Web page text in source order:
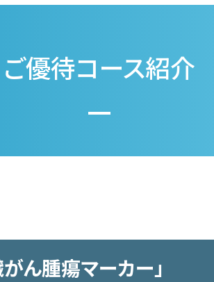
ご優待コース紹介
ん腫瘍マーカー」